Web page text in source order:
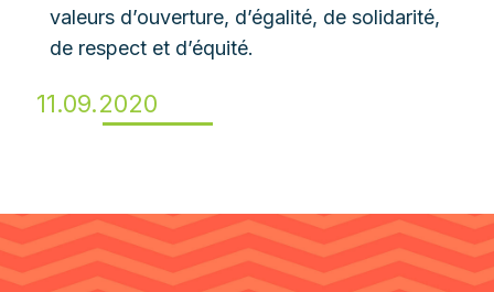
valeurs d’ouverture, d’égalité, de solidarité,
de respect et d’équité.
11.09.2020